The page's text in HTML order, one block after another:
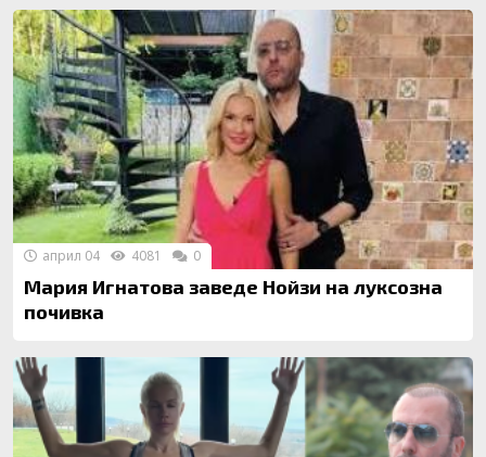
Мария Игнатова заведе Нойзи на луксозна
почивка
април 04 4081 0